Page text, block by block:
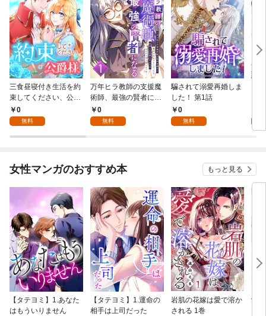
三食昼寝付き生活を約
束してください、公爵
様 1話
0
無料
万年ヒラ教師の支援魔
術師、最強の賢者にな
る～不人気の支援魔術
師は給料泥棒だと魔術
らない件～ 第1話
0
無料
騙されて溺愛再婚しま
した！ 第1話
0
無料
女性マンガのおすすめ本 もっと見る
【タテヨミ】1.あなた
はもういりません
【タテヨミ】1.運命の
相手は上司だった
岩肌の花嫁は愛で溶か
される 1巻
愛